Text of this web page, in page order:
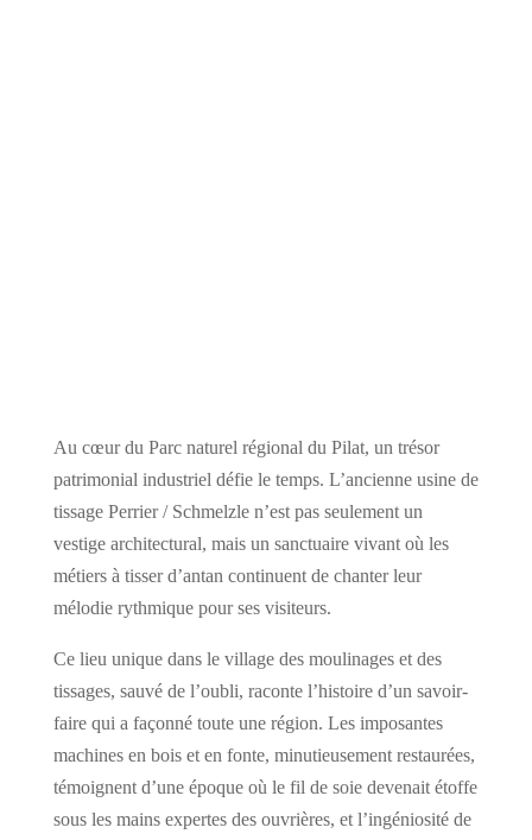
Au cœur du Parc naturel régional du Pilat, un trésor
patrimonial industriel défie le temps. L’ancienne usine de
tissage Perrier / Schmelzle n’est pas seulement un
vestige architectural, mais un sanctuaire vivant où les
métiers à tisser d’antan continuent de chanter leur
mélodie rythmique pour ses visiteurs.
Ce lieu unique dans le village des moulinages et des
tissages, sauvé de l’oubli, raconte l’histoire d’un savoir-
faire qui a façonné toute une région. Les imposantes
machines en bois et en fonte, minutieusement restaurées,
témoignent d’une époque où le fil de soie devenait étoffe
sous les mains expertes des ouvrières, et l’ingéniosité de